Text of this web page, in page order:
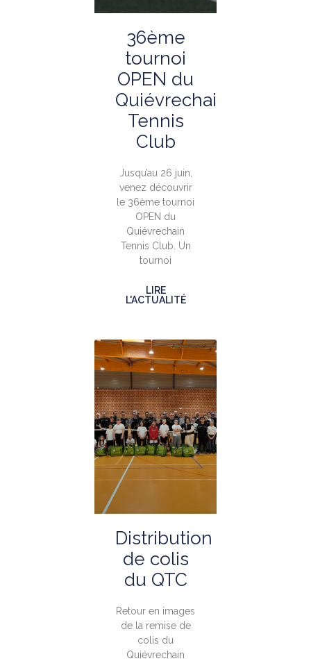
36ème
tournoi
OPEN du
Quiévrechain
Tennis
Club
Jusqu’au 26 juin,
venez découvrir
le 36ème tournoi
OPEN du
Quiévrechain
Tennis Club. Un
tournoi
LIRE
L'ACTUALITÉ
Distribution
de colis
du QTC
Retour en images
de la remise de
colis du
Quiévrechain